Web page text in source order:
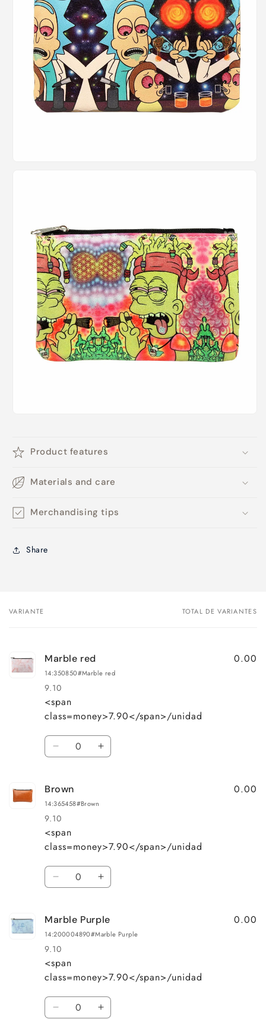
Product features
Materials and care
Merchandising tips
Share
Tu
VARIANTE TOTAL DE VARIANTES
Marble red
14:350850#Marble red
Precio
habitual
9.10
Precio
de
oferta
<span
class=money>7.90</span>/unidad
0.00
Cantidad
Reducir
Marble
red
Aumentar
Brown
14:365458#Brown
Precio
habitual
9.10
Precio
de
oferta
<span
class=money>7.90</span>/unidad
0.00
Cantidad
Reducir
Brown
Aumentar
Brown
Marble Purple
14:200004890#Marble Purple
Precio
habitual
9.10
Precio
de
oferta
<span
class=money>7.90</span>/unidad
0.00
Cantidad
Reducir
Aumentar